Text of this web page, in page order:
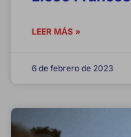
LEER MÁS »
6 de febrero de 2023